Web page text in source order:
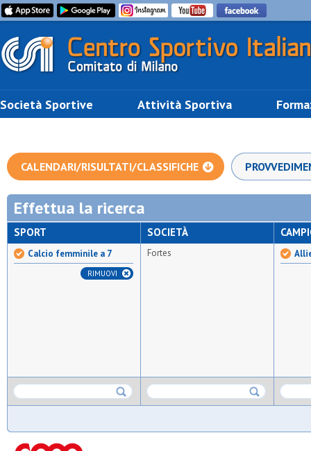
Società Sportive Attività Sportiva
CALENDARI/RISULTATI/CLASSIFICHE
Effettua la ricerca
SPORT
Calcio femminile a 7
RIMUOVI
SOCIETÀ
Fortes